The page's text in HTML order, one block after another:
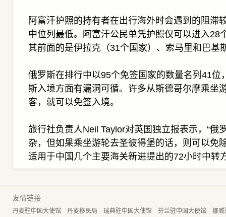
阿富汗护照的持有者在出行海外时会遇到的阻滞
中位列最低。阿富汗公民单凭护照仅可以进入28
其前面的是伊拉克（31个国家）、索马里和巴基
俄罗斯在排行中以95个免签国家的数量名列41位
斯入境方面有漏洞可循。许多从斯德哥尔摩乘坐
客，就可以免签入境。
旅行社负责人Neil Taylor对英国独立报表示，“俄
杂，但如果乘坐游轮去圣彼得堡的话，则可以免
适用于中国几个主要海关新进提出的72小时中转
友情链接
丹麦驻中国大使馆 丹麦移民局 瑞典驻中国大使馆 芬兰驻中国大使馆
挪威